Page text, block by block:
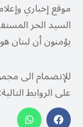
موقع إخباري
السيد الحر
يؤمنون أن لبنان
للإنضمام الى
على الروابط التالية: